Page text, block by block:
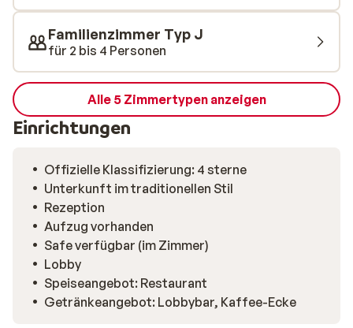
Ihnen ein herrliches Abendessen serviert.
Familienzimmer Typ J
für 2 bis 4 Personen
Alle 5 Zimmertypen anzeigen
Einrichtungen
Offizielle Klassifizierung: 4 sterne
Unterkunft im traditionellen Stil
Rezeption
Aufzug vorhanden
Safe verfügbar (im Zimmer)
Lobby
Speiseangebot: Restaurant
Getränkeangebot: Lobbybar, Kaffee-Ecke